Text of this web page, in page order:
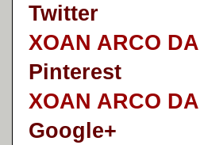
Twitter
XOAN ARCO
Pinterest
XOAN ARCO
Google+